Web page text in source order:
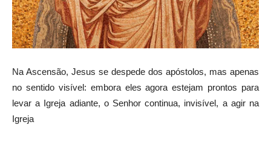
Na Ascensão, Jesus se despede dos apóstolos, mas apenas
no sentido visível: embora eles agora estejam prontos para
levar a Igreja adiante, o Senhor continua, invisível, a agir na
Igreja